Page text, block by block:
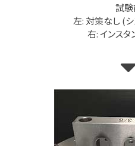
試
左: 対策なし (
右: インスタ